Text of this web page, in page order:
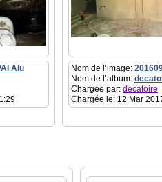
Alu
Nom de l’image:
Nom de l’album:
Chargée par: decatoire
Chargée le: 12 Mar